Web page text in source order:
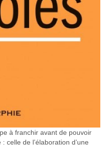
à franchir avant de pouvoir
celle de l’élaboration d’une